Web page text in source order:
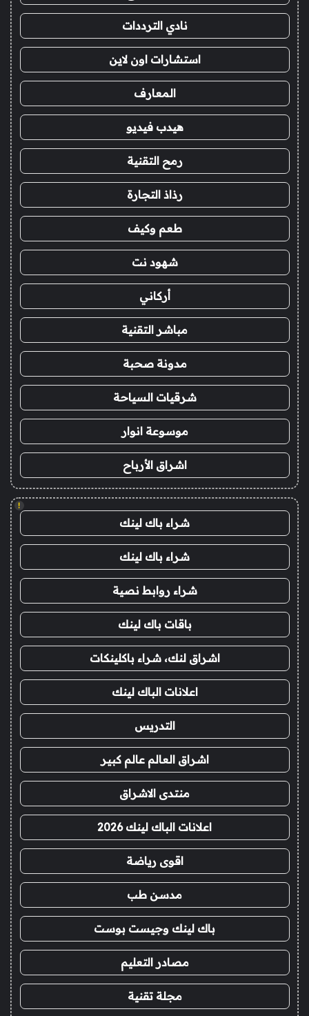
نادي الترددات
استشارات اون لاين
المعارف
هيدب فيديو
رمح التقنية
رذاذ التجارة
طعم وكيف
شهود نت
أركاني
مباشر التقنية
مدونة صحبة
شرقيات السياحة
موسوعة انوار
اشراق الأرباح
!
شراء باك لينك
شراء باك لينك
شراء روابط نصية
باقات باك لينك
اشراق لنك، شراء باكلينكات
اعلانات الباك لينك
التدريس
اشراق العالم عالم كبير
منتدى الاشراق
اعلانات الباك لينك 2026
اقوى رياضة
مدسن طب
باك لينك وجيست بوست
مصادر التعليم
مجلة تقنية